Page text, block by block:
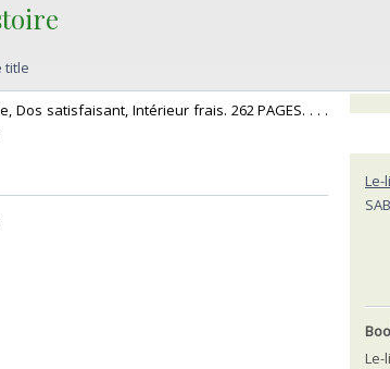
title
Dos satisfaisant, Intérieur frais. 262 PAGES. . . .
Le-